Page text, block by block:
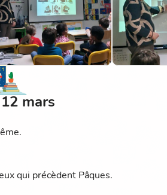
mars
qui précèdent Pâques.